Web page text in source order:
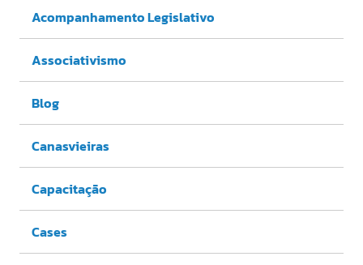
Acompanhamento Legislativo
Associativismo
Blog
Canasvieiras
Capacitação
Cases